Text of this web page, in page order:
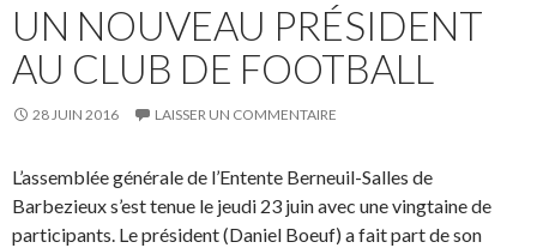
UN NOUVEAU PRÉSIDENT
AU CLUB DE FOOTBALL
28 JUIN 2016 LAISSER UN COMMENTAIRE
L’assemblée générale de l’Entente Berneuil-Salles de
Barbezieux s’est tenue le jeudi 23 juin avec une vingtaine de
participants. Le président (Daniel Boeuf) a fait part de son